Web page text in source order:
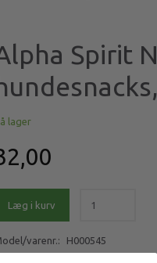
Spirit
lager
Læg i kurv
varenr.: H000545